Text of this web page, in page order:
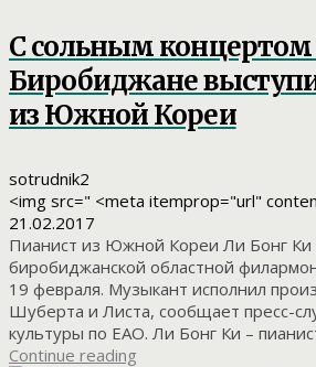
С сольным концертом
Биробиджане
из Южной Кореи
sotrudnik2
<img src=" <meta itemprop="url"
21.02.2017
Пианист из Южной Кореи Ли Бонг Ки
биробиджанской областной
19 февраля. Музыкант исполнил
Шуберта и Листа, сообщает пресс-
культуры по ЕАО. Ли Бонг Ки –
Continue reading